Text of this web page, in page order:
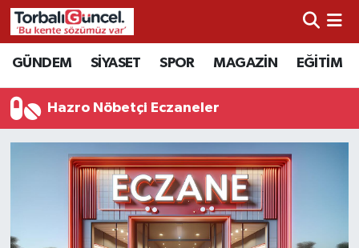
GÜNDEM SİYASET SPOR MAGAZİN EĞİTİM
Hazro Nöbetçi Eczaneler
İzmir Nöbetçi Eczaneler
İzmir Hava Durumu
İzmir Namaz Vakitleri
İzmir Trafik Yoğunluk Haritası
Süper Lig Puan Durumu ve Fikstür